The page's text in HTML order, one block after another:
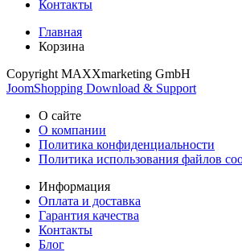
Контакты
Главная
Корзина
Copyright MAXXmarketing GmbH
JoomShopping Download & Support
О сайте
О компании
Политика конфиденциальности
Политика использования файлов
Информация
Оплата и доставка
Гарантия качества
Контакты
Блог